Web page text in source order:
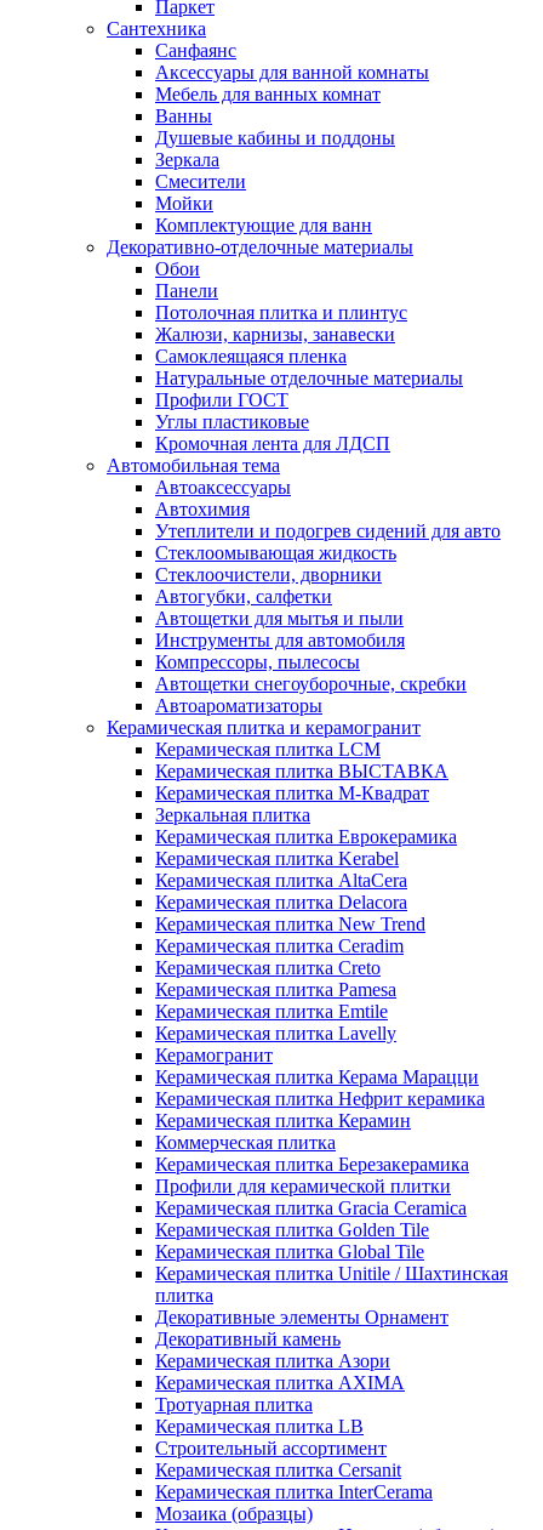
Паркет
Сантехника
Санфаянс
Аксессуары для ванной комнаты
Мебель для ванных комнат
Ванны
Душевые кабины и поддоны
Зеркала
Смесители
Мойки
Комплектующие для ванн
Декоративно-отделочные материалы
Обои
Панели
Потолочная плитка и плинтус
Жалюзи, карнизы, занавески
Самоклеящаяся пленка
Натуральные отделочные материалы
Профили ГОСТ
Углы пластиковые
Кромочная лента для ЛДСП
Автомобильная тема
Автоаксессуары
Автохимия
Утеплители и подогрев сидений для авто
Стеклоомывающая жидкость
Стеклоочистели, дворники
Автогубки, салфетки
Автощетки для мытья и пыли
Инструменты для автомобиля
Компрессоры, пылесосы
Автощетки снегоуборочные, скребки
Автоароматизаторы
Керамическая плитка и керамогранит
Керамическая плитка LCM
Керамическая плитка ВЫСТАВКА
Керамическая плитка М-Квадрат
Зеркальная плитка
Керамическая плитка Еврокерамика
Керамическая плитка Kerabel
Керамическая плитка AltaCera
Керамическая плитка Delacora
Керамическая плитка New Trend
Керамическая плитка Ceradim
Керамическая плитка Creto
Керамическая плитка Pamesa
Керамическая плитка Emtile
Керамическая плитка Lavelly
Керамогранит
Керамическая плитка Керама Марацци
Керамическая плитка Нефрит керамика
Керамическая плитка Керамин
Коммерческая плитка
Керамическая плитка Березакерамика
Профили для керамической плитки
Керамическая плитка Gracia Ceramica
Керамическая плитка Golden Tile
Керамическая плитка Global Tile
Керамическая плитка Unitile / Шахтинская
плитка
Декоративные элементы Орнамент
Декоративный камень
Керамическая плитка Азори
Керамическая плитка AXIMA
Тротуарная плитка
Керамическая плитка LB
Строительный ассортимент
Керамическая плитка Cersanit
Керамическая плитка InterCerama
Мозаика (образцы)